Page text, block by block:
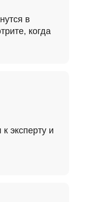
эксперту и
в
когда